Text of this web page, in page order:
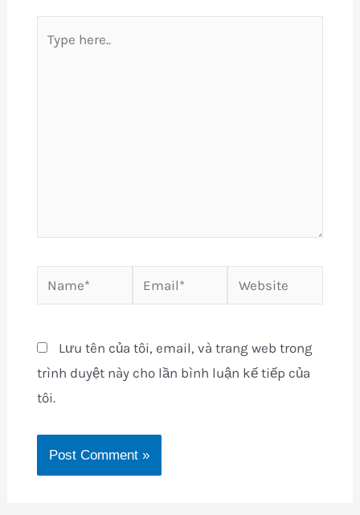
here..
Name* Email* Website
Lưu tên của tôi, email, và trang web trong
trình duyệt này cho lần bình luận kế tiếp của
tôi.